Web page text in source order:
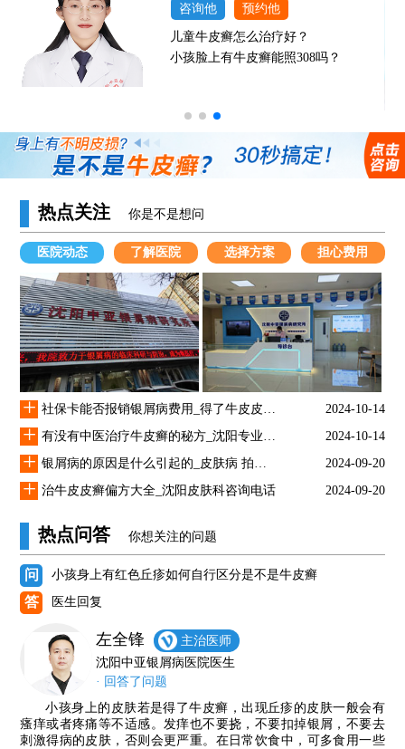
咨询他 预约他
儿童牛皮癣怎么治疗好？
小孩脸上有牛皮癣能照308吗？
热点关注 你是不是想问
医院动态 了解医院 选择方案 担心费用
+ 社保卡能否报销银屑病费用_得了牛皮皮癣怎么治疗 2024-10-14
+ 有没有中医治疗牛皮癣的秘方_沈阳专业银屑医院 2024-10-14
+ 银屑病的原因是什么引起的_皮肤病 拍图识别 2024-09-20
+ 治牛皮皮癣偏方大全_沈阳皮肤科咨询电话 2024-09-20
热点问答 你想关注的问题
问 小孩身上有红色丘疹如何自行区分是不是牛皮癣
答 医生回复
左全锋
主治医师
沈阳中亚银屑病医院医生
· 回答了问题
小孩身上的皮肤若是得了牛皮癣，出现丘疹的皮肤一般会有
瘙痒或者疼痛等不适感。发痒也不要挠，不要扣掉银屑，不要去
刺激得病的皮肤，否则会更严重。在日常饮食中，可多食用一些